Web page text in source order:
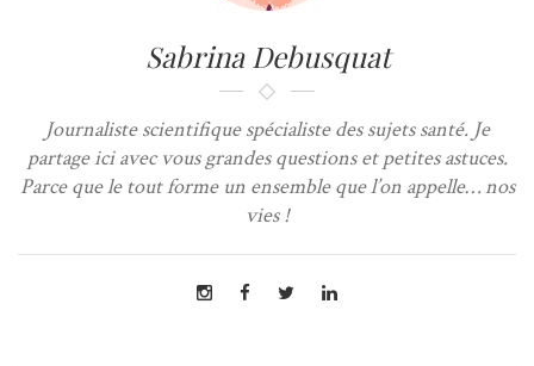
Sabrina Debusquat
Journaliste scientifique spécialiste des sujets santé. Je
partage ici avec vous grandes questions et petites astuces.
Parce que le tout forme un ensemble que l’on appelle… nos
vies !